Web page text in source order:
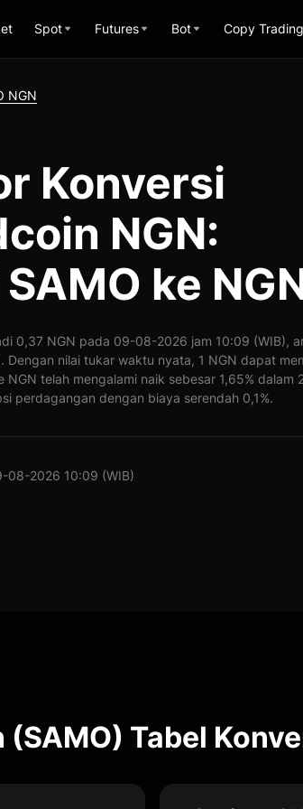
Spot Futures Bot Copy Trading
NGN
Konversi
NGN:
ke
0,37 NGN pada 09-08-2026 jam 10:09 (WIB),
Dengan nilai tukar waktu nyata, 1 NGN dapat
NGN telah mengalami naik sebesar 1,65% dalam
perdagangan dengan biaya serendah 0,1%.
08-2026 10:09 (WIB)
Tabel